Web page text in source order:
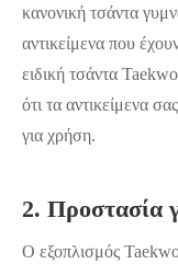
κανονική τσάντα
αντικείμενα που
ειδική τσάντα
ότι τα αντικείμενα
για χρήση.
2. Προστασία
Ο εξοπλισμός